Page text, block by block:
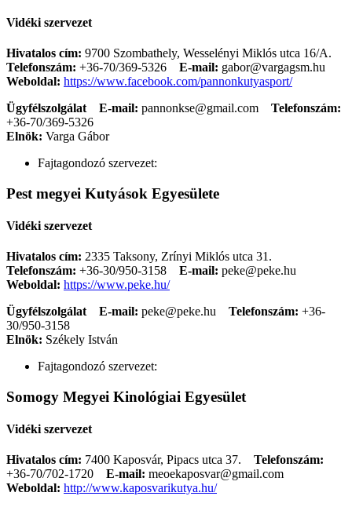
Vidéki szervezet
Hivatalos cím: 9700 Szombathely, Wesselényi Miklós utca 16/A.
Telefonszám: +36-70/369-5326 E-mail: gabor@vargagsm.hu
Weboldal: https://www.facebook.com/pannonkutyasport/
Ügyfélszolgálat
E-mail: pannonkse@gmail.com
Telefonszám:
+36-70/369-5326
Elnök: Varga Gábor
Fajtagondozó szervezet:
Pest megyei Kutyások Egyesülete
Vidéki szervezet
Hivatalos cím: 2335 Taksony, Zrínyi Miklós utca 31.
Telefonszám: +36-30/950-3158 E-mail: peke@peke.hu
Weboldal: https://www.peke.hu/
Ügyfélszolgálat
E-mail: peke@peke.hu Telefonszám: +36-
30/950-3158
Elnök: Székely István
Fajtagondozó szervezet:
Somogy Megyei Kinológiai Egyesület
Vidéki szervezet
Hivatalos cím: 7400 Kaposvár, Pipacs utca 37. Telefonszám:
+36-70/702-1720
E-mail: meoekaposvar@gmail.com
Weboldal: http://www.kaposvarikutya.hu/